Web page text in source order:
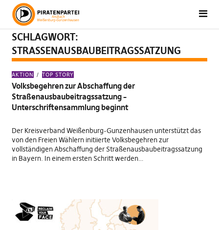
SCHLAGWORT:
STRASSENAUSBAUBEITRAGSSATZUNG
AKTION TOP STORY
Volksbegehren zur Abschaffung der
Straßenausbaubeitragssatzung –
Unterschriftensammlung beginnt
Der Kreisverband Weißenburg-Gunzenhausen unterstützt das
von den Freien Wählern initiierte Volksbegehren zur
vollständigen Abschaffung der Straßenausbaubeitragssatzung
in Bayern. In einem ersten Schritt werden…